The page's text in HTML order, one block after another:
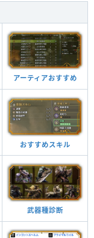
アーティアおすすめ
おすすめスキル
武器種診断